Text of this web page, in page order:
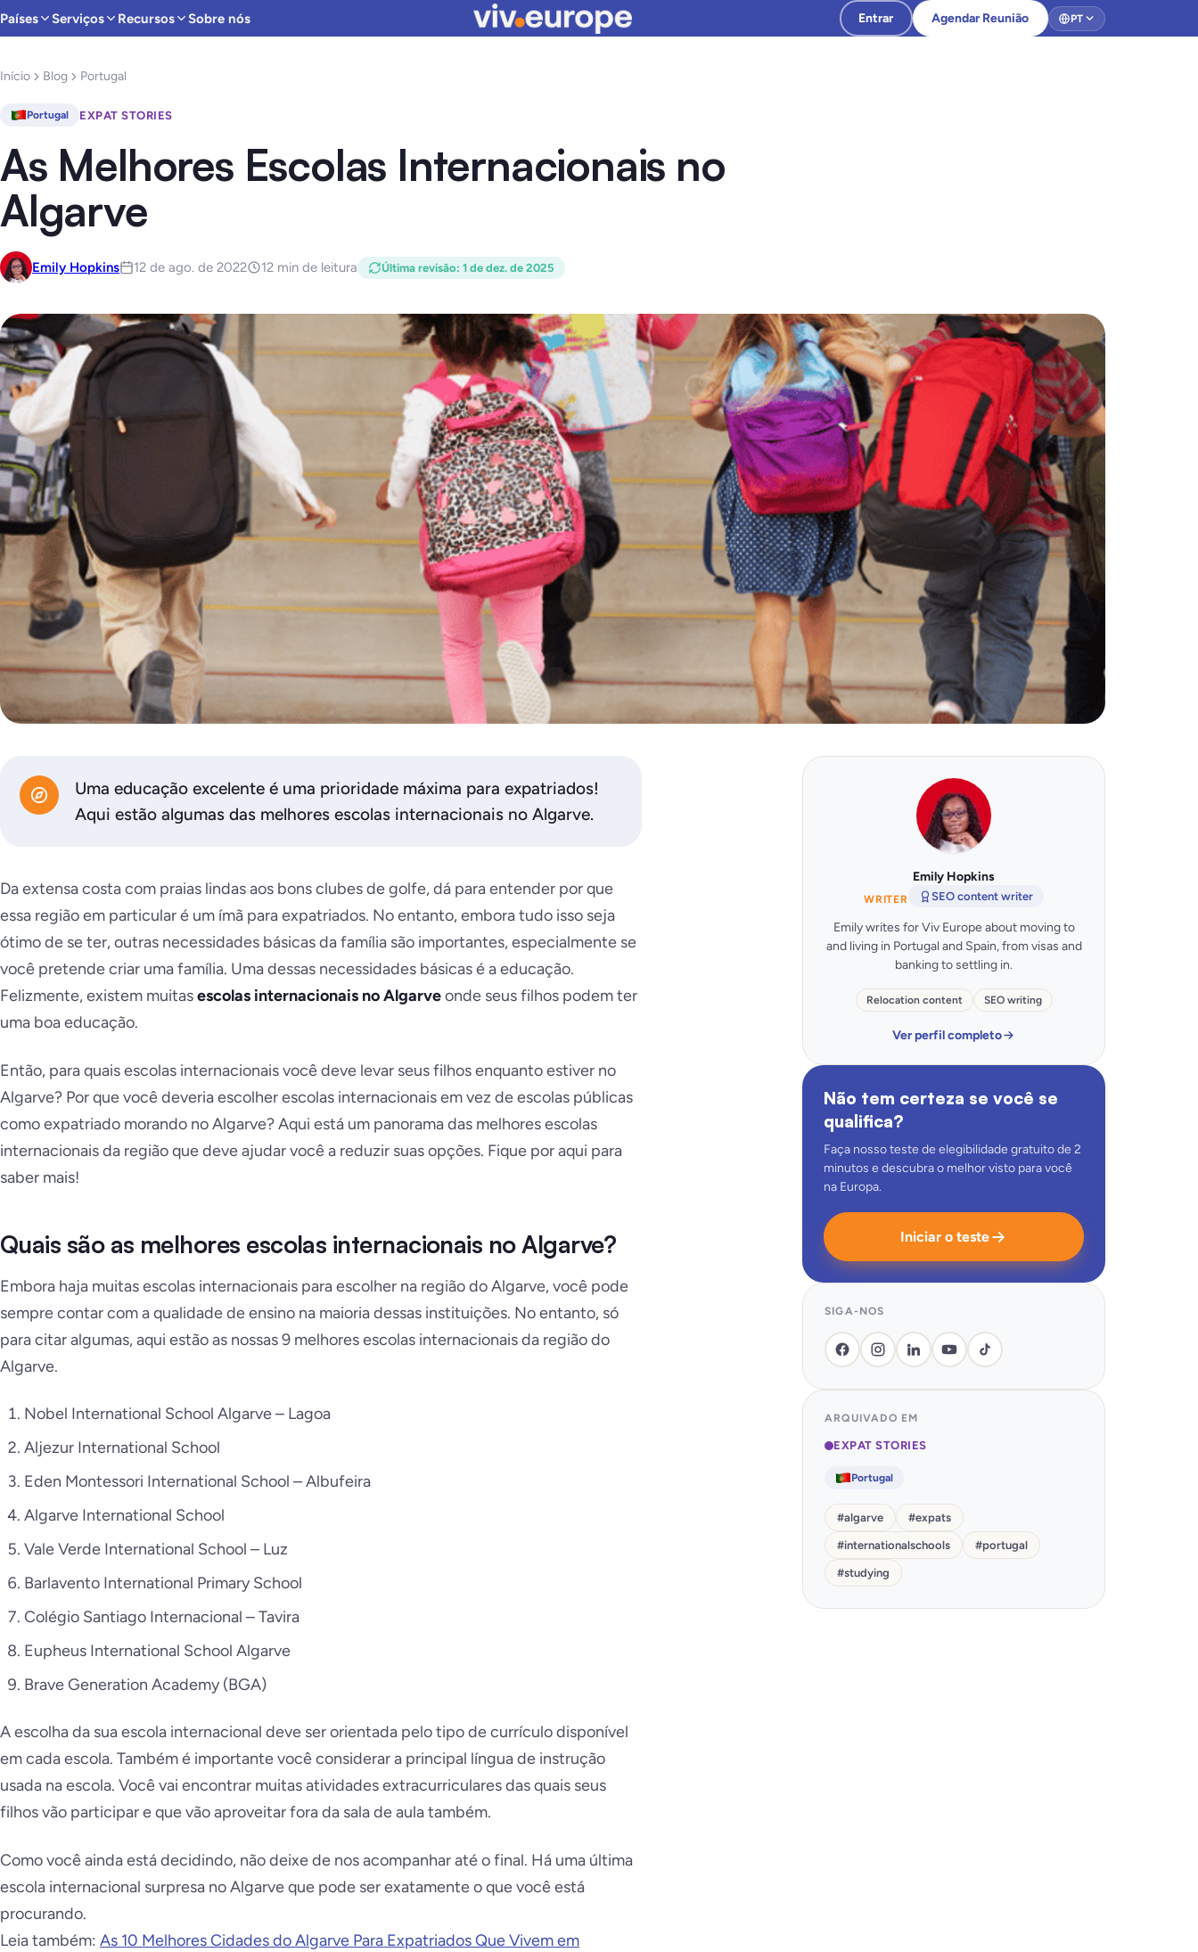
Países Serviços Recursos Sobre nós Entrar Agendar Reunião PT
Início Blog Portugal
Portugal EXPAT STORIES
As Melhores Escolas Internacionais no
Algarve
Emily Hopkins 12 de ago. de 2022 12 min de leitura Última revisão: 1 de dez. de 2025
Uma educação excelente é uma prioridade máxima para expatriados!
Aqui estão algumas das melhores escolas internacionais no Algarve.
Da extensa costa com praias lindas aos bons clubes de golfe, dá para entender por que
essa região em particular é um ímã para expatriados. No entanto, embora tudo isso seja
ótimo de se ter, outras necessidades básicas da família são importantes, especialmente se
você pretende criar uma família. Uma dessas necessidades básicas é a educação.
Felizmente, existem muitasescolas internacionais no Algarveonde seus filhos podem ter
uma boa educação.
Então, para quais escolas internacionais você deve levar seus filhos enquanto estiver no
Algarve? Por que você deveria escolher escolas internacionais em vez de escolas públicas
como expatriado morando no Algarve? Aqui está um panorama das melhores escolas
internacionais da região que deve ajudar você a reduzir suas opções. Fique por aqui para
saber mais!
Quais são as melhores escolas internacionais no Algarve?
Embora haja muitas escolas internacionais para escolher na região do Algarve, você pode
sempre contar com a qualidade de ensino na maioria dessas instituições. No entanto, só
para citar algumas, aqui estão as nossas 9 melhores escolas internacionais da região do
Algarve.
Nobel International School Algarve – Lagoa
Aljezur International School
Eden Montessori International School – Albufeira
Algarve International School
Vale Verde International School – Luz
Barlavento International Primary School
Colégio Santiago Internacional – Tavira
Eupheus International School Algarve
Brave Generation Academy (BGA)
A escolha da sua escola internacional deve ser orientada pelo tipo de currículo disponível
em cada escola. Também é importante você considerar a principal língua de instrução
usada na escola. Você vai encontrar muitas atividades extracurriculares das quais seus
filhos vão participar e que vão aproveitar fora da sala de aula também.
Como você ainda está decidindo, não deixe de nos acompanhar até o final. Há uma última
escola internacional surpresa no Algarve que pode ser exatamente o que você está
procurando.
Leia também: As 10 Melhores Cidades do Algarve Para Expatriados Que Vivem em
Emily Hopkins
WRITER SEO content writer
Emily writes for Viv Europe about moving to
and living in Portugal and Spain, from visas and
banking to settling in.
Relocation content SEO writing
Ver perfil completo
Não tem certeza se você se
qualifica?
Faça nosso teste de elegibilidade gratuito de 2
minutos e descubra o melhor visto para você
na Europa.
Iniciar o teste
SIGA-NOS
ARQUIVADO EM
EXPAT STORIES
Portugal
#algarve #expats
#internationalschools #portugal
#studying